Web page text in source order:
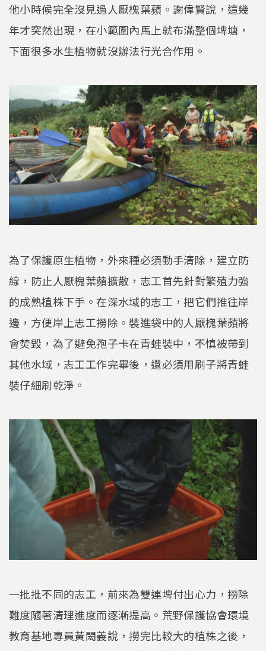
他小時候完全沒見過人厭槐葉蘋。謝偉賢說，這幾
年才突然出現，在小範圍內馬上就布滿整個埤塘，
下面很多水生植物就沒辦法行光合作用。
為了保護原生植物，外來種必須動手清除，建立防
線，防止人厭槐葉蘋擴散，志工首先針對繁殖力強
的成熟植株下手。在深水域的志工，把它們推往岸
邊，方便岸上志工撈除。裝進袋中的人厭槐葉蘋將
會焚毀，為了避免孢子卡在青蛙裝中，不慎被帶到
其他水域，志工工作完畢後，還必須用刷子將青蛙
裝仔細刷乾淨。
一批批不同的志工，前來為雙連埤付出心力，撈除
難度隨著清理進度而逐漸提高。荒野保護協會環境
教育基地專員黃閎義說，撈完比較大的植株之後，